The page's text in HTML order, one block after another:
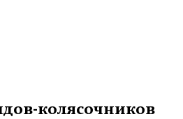
колясочников